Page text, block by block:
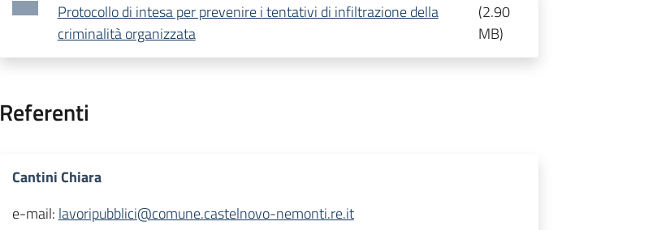
Protocollo di intesa per prevenire i tentativi di infiltrazione della
criminalità organizzata
(2.90
MB)
Referenti
Cantini Chiara
e-mail: lavoripubblici@comune.castelnovo-nemonti.re.it